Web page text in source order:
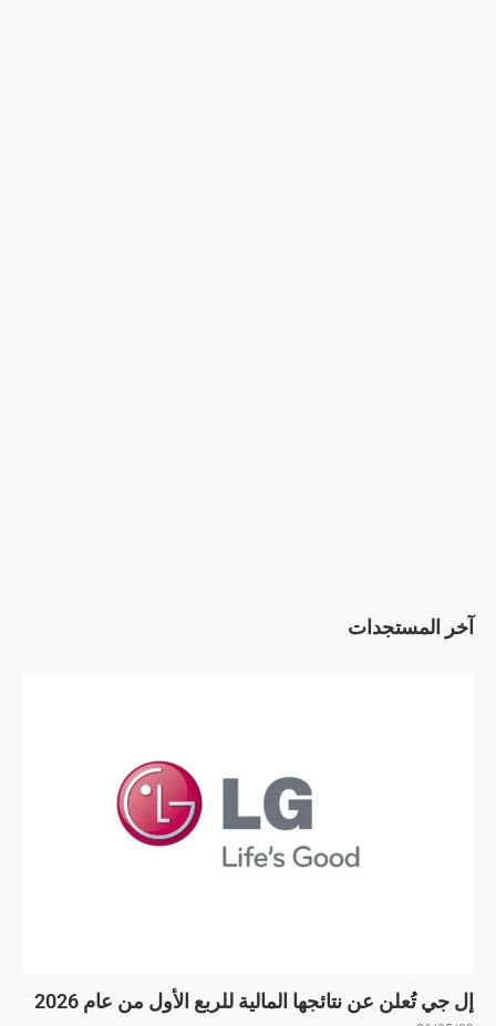
آخر المستجدات
إل جي تُعلن عن نتائجها المالية للربع الأول من عام 2026